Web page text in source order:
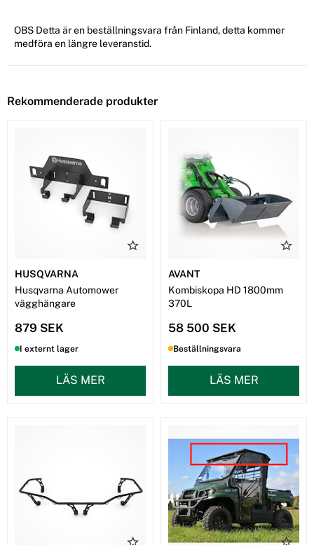
OBS Detta är en beställningsvara från Finland, detta kommer
medföra en längre leveranstid.
Rekommenderade produkter
HUSQVARNA
Husqvarna Automower
vägghängare
879 SEK
I externt lager
LÄS MER
AVANT
Kombiskopa HD 1800mm
370L
58 500 SEK
Beställningsvara
LÄS MER